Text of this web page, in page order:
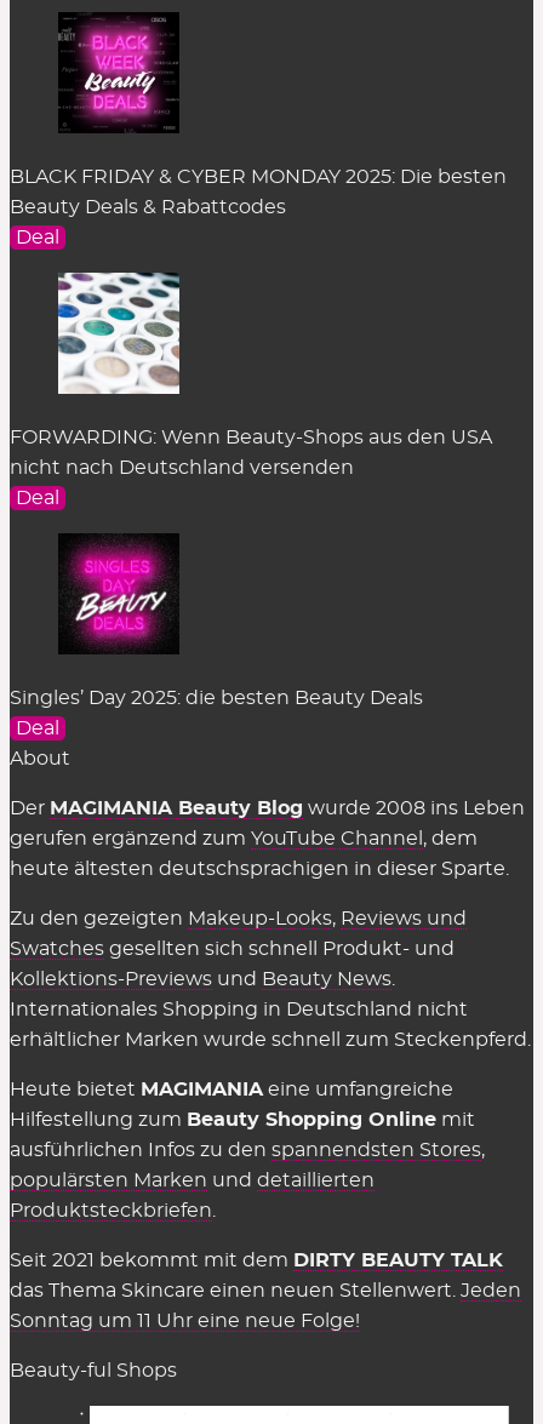
BLACK FRIDAY & CYBER MONDAY 2025: Die besten
Beauty Deals & Rabattcodes
Deal
FORWARDING: Wenn Beauty-Shops aus den USA
nicht nach Deutschland versenden
Deal
Singles’ Day 2025: die besten Beauty Deals
Deal
About
Der MAGIMANIA Beauty Blog wurde 2008 ins Leben
gerufen ergänzend zum YouTube Channel , dem
heute ältesten deutschsprachigen in dieser Sparte.
Zu den gezeigten Makeup-Looks, Reviews und
Swatches gesellten sich schnell Produkt- und
Kollektions-Previews und Beauty News
Internationales Shopping in Deutschland nicht
erhältlicher Marken wurde schnell zum Steckenpferd.
Heute bietet MAGIMANIA eine umfangreiche
Hilfestellung zum Beauty Shopping Online mit
ausführlichen Infos zu den spannendsten Stores,
populärsten Marken und detaillierten
Produktsteckbriefen
Seit 2021 bekommt mit dem DIRTY BEAUTY TALK
das Thema Skincare einen neuen Stellenwert. Jeden
Sonntag um 11 Uhr eine neue Folge!
Beauty-ful Shops